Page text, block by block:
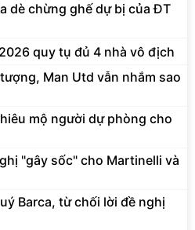
dè chừng ghế dự bị của ĐT
quy tụ đủ 4 nhà vô địch
Man Utd vẫn nhắm sao
mộ người dự phòng cho
"gây sốc" cho Martinelli và
Barca, từ chối lời đề nghị